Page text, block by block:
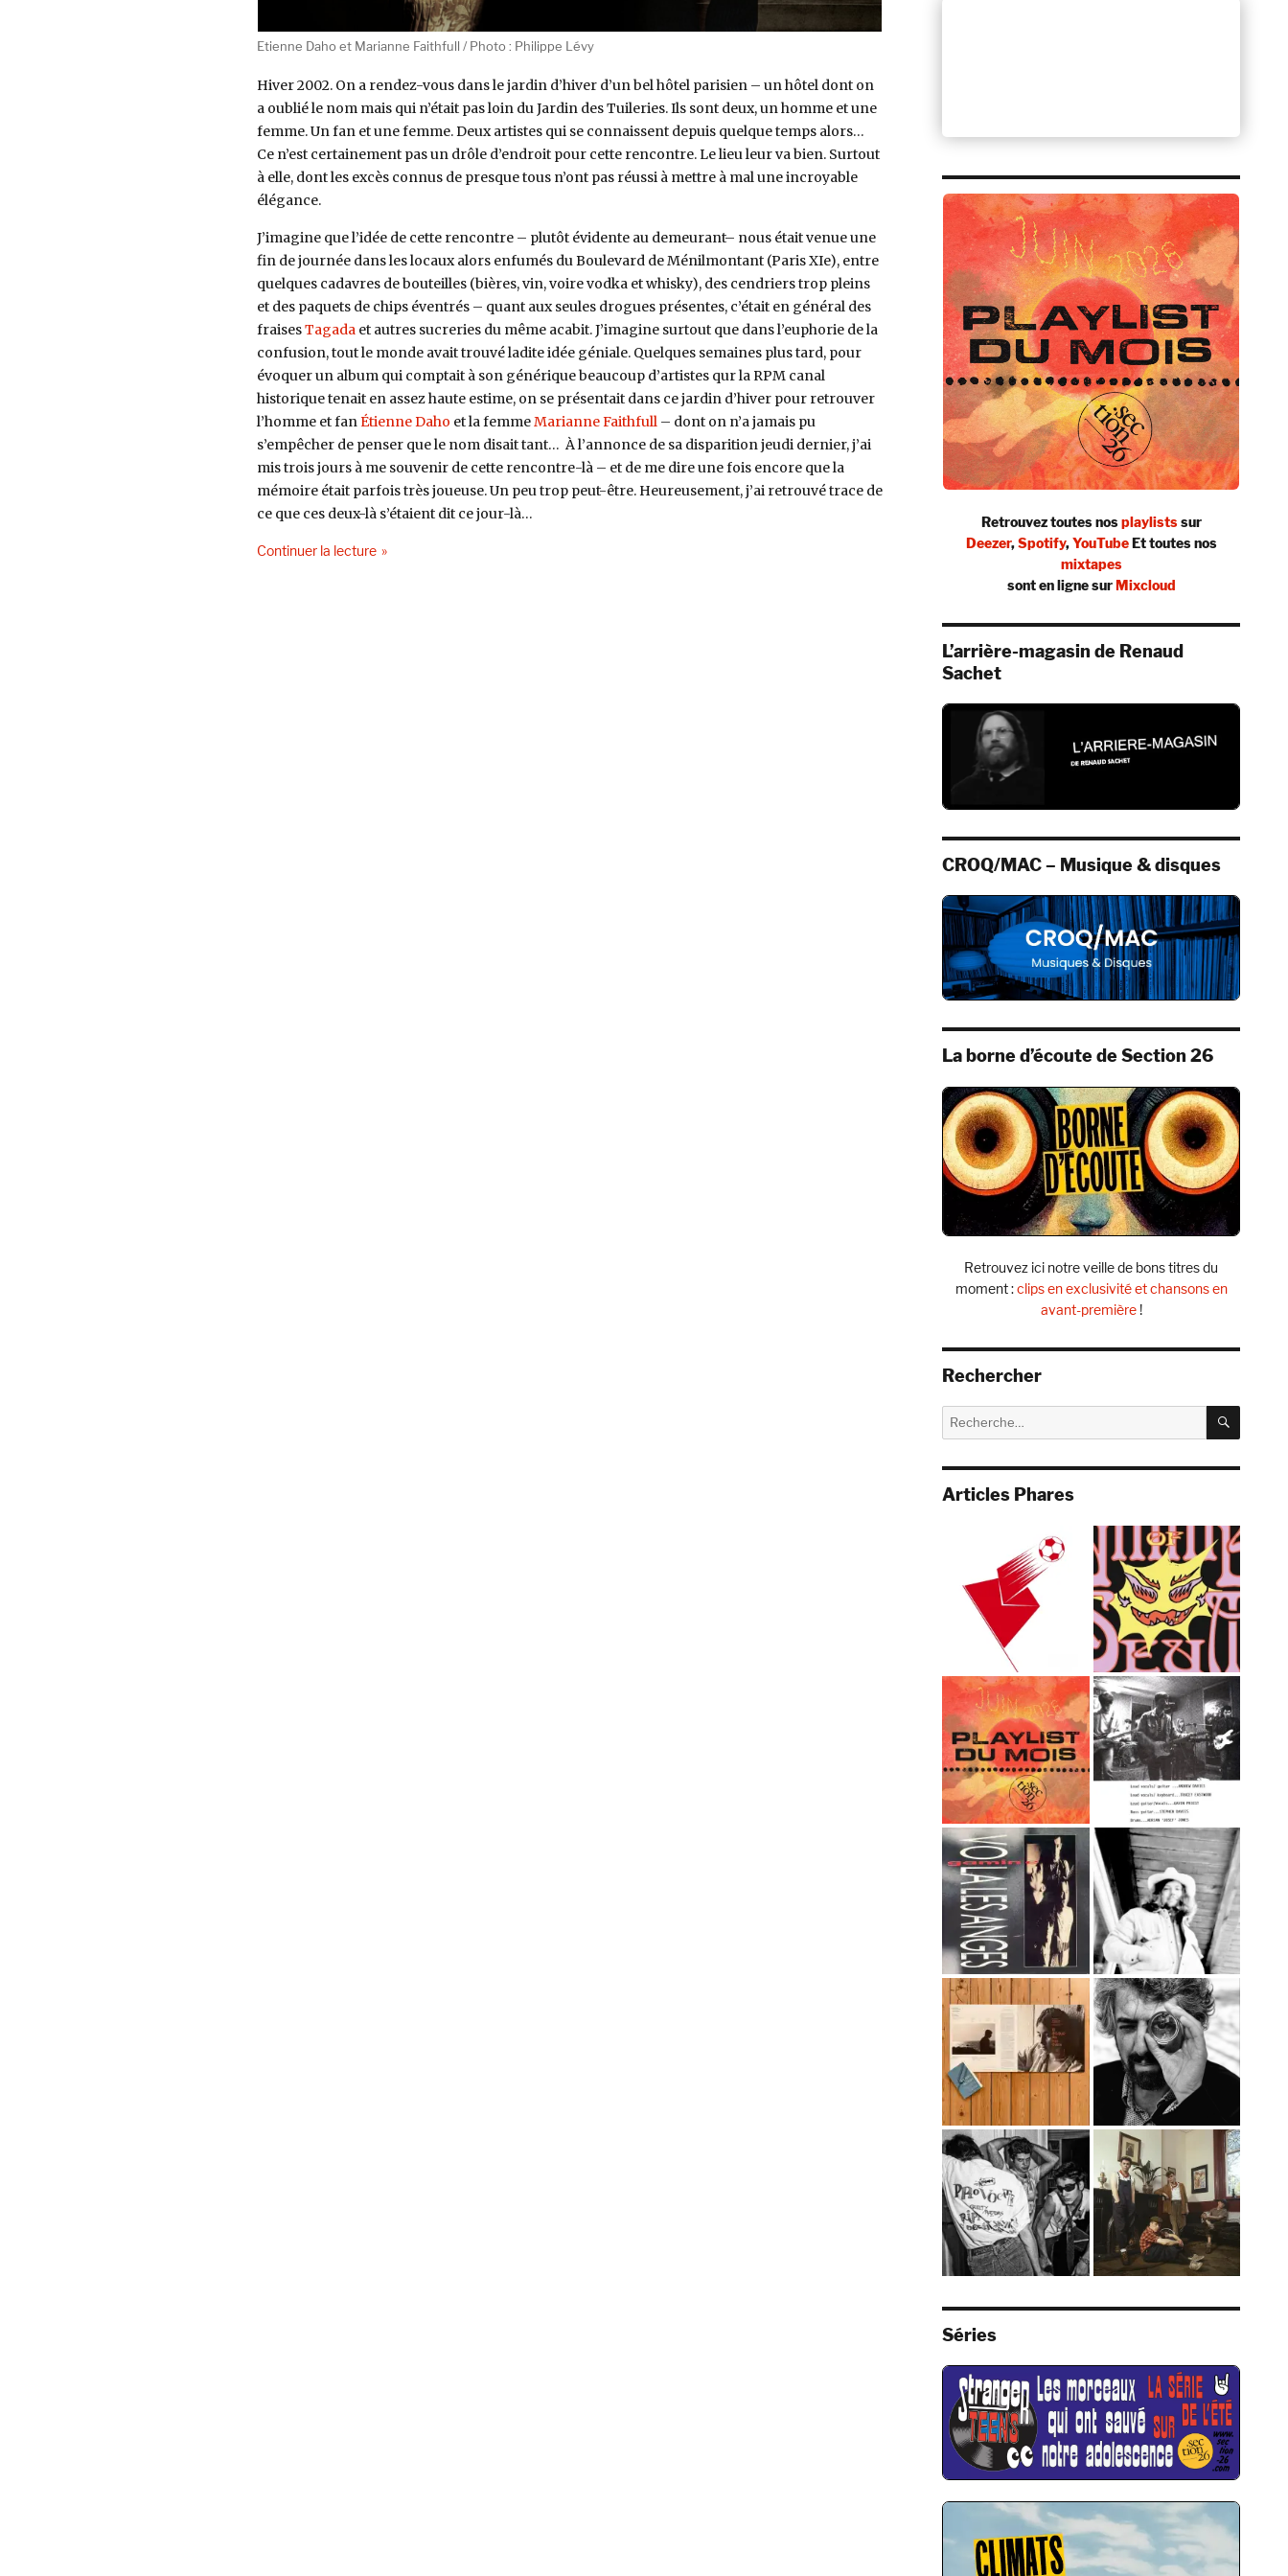
Etienne Daho et Marianne Faithfull / Photo : Philippe Lévy
Hiver 2002. On a rendez-vous dans le jardin d’hiver d’un bel hôtel parisien – un hôtel dont on
a oublié le nom mais qui n’était pas loin du Jardin des Tuileries. Ils sont deux, un homme et une
femme. Un fan et une femme. Deux artistes qui se connaissent depuis quelque temps alors…
Ce n’est certainement pas un drôle d’endroit pour cette rencontre. Le lieu leur va bien. Surtout
à elle, dont les excès connus de presque tous n’ont pas réussi à mettre à mal une incroyable
élégance.
J’imagine que l’idée de cette rencontre – plutôt évidente au demeurant– nous était venue une
fin de journée dans les locaux alors enfumés du Boulevard de Ménilmontant (Paris XIe), entre
quelques cadavres de bouteilles (bières, vin, voire vodka et whisky), des cendriers trop pleins
et des paquets de chips éventrés – quant aux seules drogues présentes, c’était en général des
fraisesTagadaet autres sucreries du même acabit. J’imagine surtout que dans l’euphorie de la
confusion, tout le monde avait trouvé ladite idée géniale. Quelques semaines plus tard, pour
évoquer un album qui comptait à son générique beaucoup d’artistes qur la RPM canal
historique tenait en assez haute estime, on se présentait dans ce jardin d’hiver pour retrouver
l’homme et fanÉtienne Daho et la femmeMarianne Faithfull– dont on n’a jamais pu
s’empêcher de penser que le nom disait tant… À l’annonce de sa disparition jeudi dernier, j’ai
mis trois jours à me souvenir de cette rencontre-là – et de me dire une fois encore que la
mémoire était parfois très joueuse. Un peu trop peut-être. Heureusement, j’ai retrouvé trace de
ce que ces deux-là s’étaient dit ce jour-là…
Continuer la lecturede « Marianne Faithfull, le baiser parfait »
Retrouvez toutes nosplaylistssur
Deezer,Spotify,YouTubeEt toutes nos
mixtapes
sont en ligne surMixcloud
L’arrière-magasin de Renaud
Sachet
CROQ/MAC – Musique & disques
La borne d’écoute de Section 26
Retrouvez ici notre veille de bons titres du
moment :clips en exclusivité et chansons en
avant-première!
Rechercher
Recherche
pour :
Articles Phares
Séries